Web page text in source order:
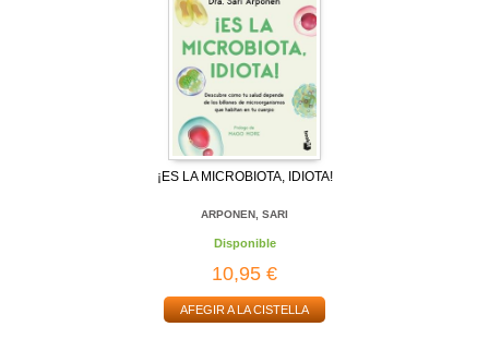
¡ES LA MICROBIOTA, IDIOTA!
ARPONEN, SARI
Disponible
10,95 €
AFEGIR A LA CISTELLA